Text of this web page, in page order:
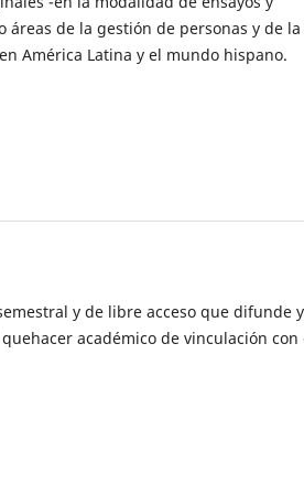
de la gestión de personas y de la
América Latina y el mundo hispano.
y de libre acceso que difunde y
académico de vinculación con